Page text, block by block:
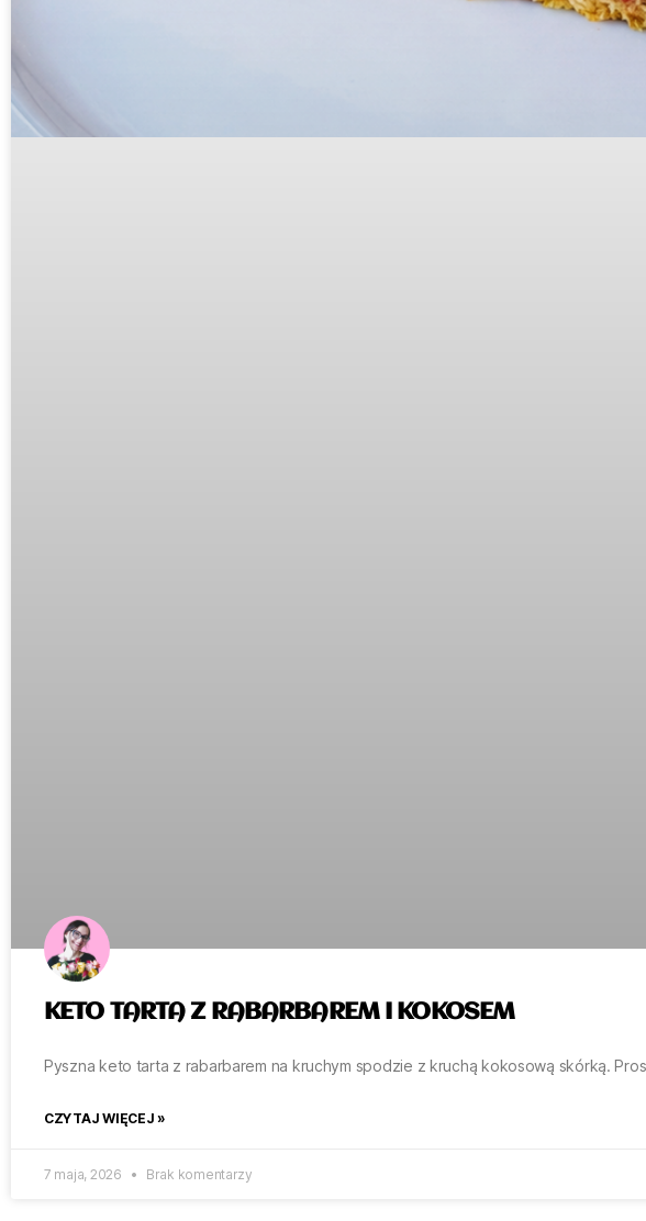
KETO TARTA Z RABARBAREM I KOKOSEM
Pyszna keto tarta z rabarbarem na kruchym spodzie z kruchą kokosową skórką.
CZYTAJ WIĘCEJ »
7 maja, 2026 Brak komentarzy